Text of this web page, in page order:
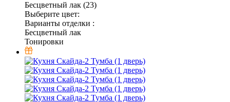
Бесцветный лак (23)
Выберите цвет:
Варианты отделки :
Бесцветный лак
Тонировки